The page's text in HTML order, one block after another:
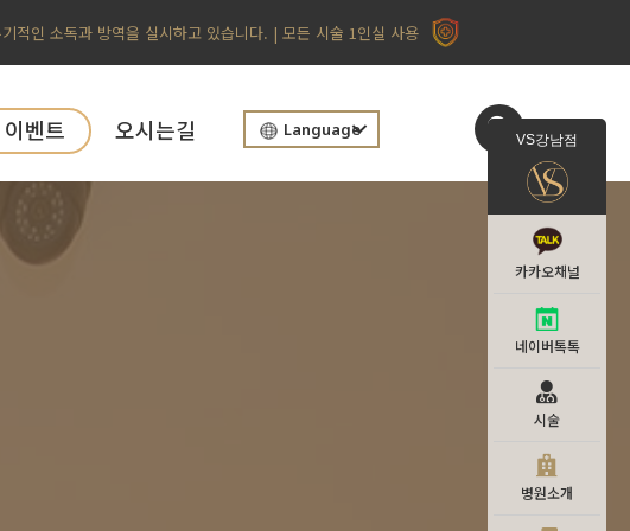
적인 소독과 방역을 실시하고 있습니다. | 모든 시술 1인실 사용
이벤트 오시는길 Language VS강남점
카카오채널
네이버톡톡
시술
병원소개